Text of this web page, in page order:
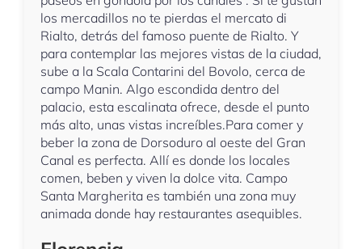
los mercadillos no te pierdas el mercato di
Rialto, detrás del famoso puente de Rialto. Y
para contemplar las mejores vistas de la ciudad,
sube a la Scala Contarini del Bovolo, cerca de
campo Manin. Algo escondida dentro del
palacio, esta escalinata ofrece, desde el punto
más alto, unas vistas increíbles.Para comer y
beber la zona de Dorsoduro al oeste del Gran
Canal es perfecta. Allí es donde los locales
comen, beben y viven la dolce vita. Campo
Santa Margherita es también una zona muy
animada donde hay restaurantes asequibles.